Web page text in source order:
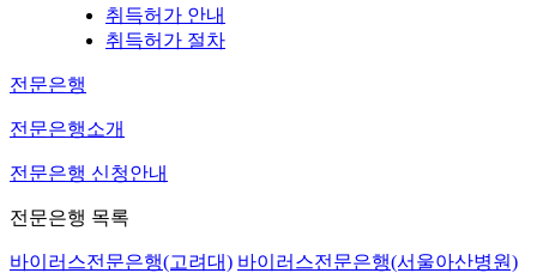
취득허가 안내
취득허가 절차
전문은행
전문은행소개
전문은행 신청안내
전문은행 목록
바이러스전문은행(고려대) 바이러스전문은행(서울아산병원)